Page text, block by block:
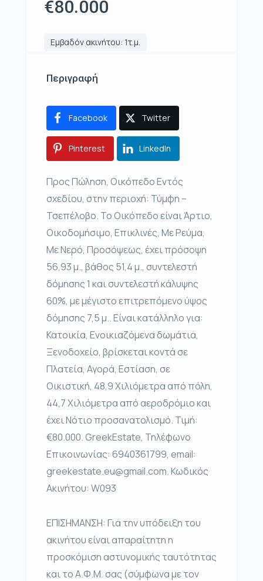
€80.000
Εμβαδόν ακινήτου: 1τ.μ.
Περιγραφή
Facebook Twitter
Pinterest LinkedIn
Προς Πώληση, Οικόπεδο Εντός
σχεδίου, στην περιοχή: Τύμφη –
Τσεπέλοβο. Το Οικόπεδο είναι Άρτιο,
Οικοδομήσιμο, Επικλινές, Με Ρεύμα,
Με Νερό, Προσόψεως, έχει πρόσοψη
56,93 μ., βάθος 51,4 μ., συντελεστή
δόμησης 1 και συντελεστή κάλυψης
60%, με μέγιστο επιτρεπόμενο ύψος
δόμησης 7,5 μ.. Είναι κατάλληλο για:
Κατοικία, Ενοικιαζόμενα δωμάτια,
Ξενοδοχείο, βρίσκεται κοντά σε
Πλατεία, Αγορά, Εστίαση, σε
Οικιστική, 48,9 Χιλιόμετρα από πόλη,
44,7 Χιλιόμετρα από αεροδρόμιο και
έχει Νότιο προσανατολισμό. Τιμή:
€80.000. GreekEstate, Τηλέφωνο
Επικοινωνίας: 6940361799, email:
greekestate.eu@gmail.com. Κωδικός
Ακινήτου: W093
ΕΠΙΣΗΜΑΝΣΗ: Για την υπόδειξη του
ακινήτου είναι απαραίτητη η
προσκόμιση αστυνομικής ταυτότητας
και το Α.Φ.Μ. σας (σύμφωνα με τον